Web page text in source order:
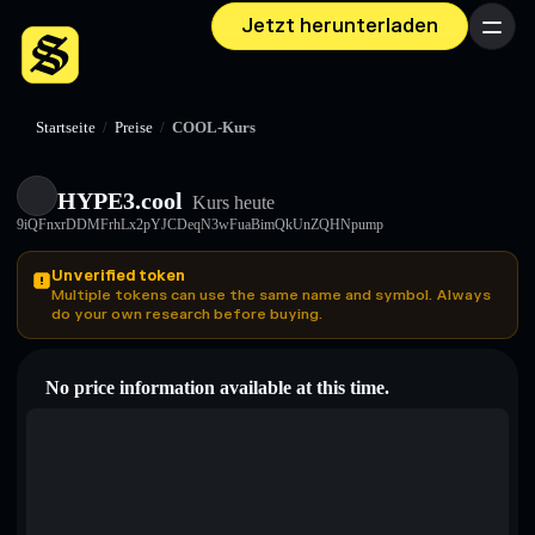
Jetzt herunterladen Menü
Startseite / Preise / COOL-Kurs
HYPE3.cool Kurs heute
9iQFnxrDDMFrhLx2pYJCDeqN3wFuaBimQkUnZQHNpump
Unverified token
Multiple tokens can use the same name and symbol. Always
do your own research before buying.
No price information available at this time.